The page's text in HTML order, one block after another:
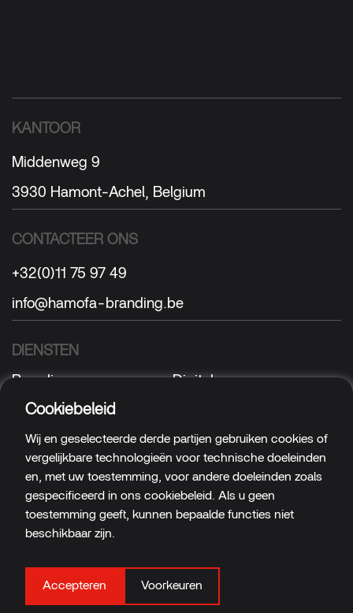
KANTOOR
Middenweg 9
3930 Hamont-Achel, Belgium
CONTACTEER ONS
+32(0)11 75 97 49
info@hamofa-branding.be
DIENSTEN
Branding
Digital
Sign
VOLG ONS
Facebook
LinkedIn
Instagram
Cookies/Privacy
Hamofa Brand Builders
Cookiebeleid
Wij en geselecteerde derde partijen gebruiken cookies of
vergelijkbare technologieën voor technische doeleinden
en, met uw toestemming, voor andere doeleinden zoals
gespecificeerd in ons cookiebeleid. Als u geen
toestemming geeft, kunnen bepaalde functies niet
beschikbaar zijn.
Accepteren Voorkeuren